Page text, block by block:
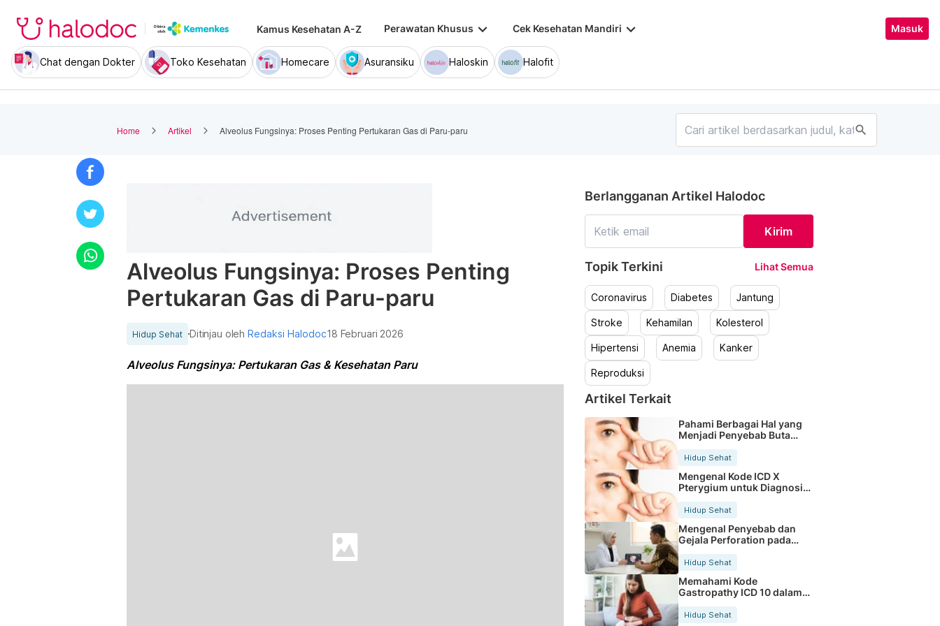
Kamus Kesehatan A-Z Perawatan Khusus keyboard_arrow_down Cek Kesehatan Mandiri keyboard_arrow_down Masuk
Chat dengan Dokter Toko Kesehatan Homecare Asuransiku Haloskin Halofit
Home Artikel Alveolus Fungsinya: Proses Penting Pertukaran Gas di Paru-paru search
Alveolus Fungsinya: Proses Penting
Pertukaran Gas di Paru-paru
Hidup Sehat Ditinjau olehRedaksi Halodoc18 Februari 2026
Alveolus Fungsinya: Pertukaran Gas & Kesehatan Paru
Berlangganan Artikel Halodoc
Kirim
Topik Terkini Lihat Semua
Coronavirus Diabetes Jantung
Stroke Kehamilan Kolesterol
Hipertensi Anemia Kanker
Reproduksi
Artikel Terkait
Pahami Berbagai Hal yang
Menjadi Penyebab Buta
Hidup Sehat
Mengenal Kode ICD X
Pterygium untuk Diagnosis
Hidup Sehat
Mengenal Penyebab dan
Gejala Perforation pada
Tubuh
Hidup Sehat
Memahami Kode
Gastropathy ICD 10 dalam
Rekam Medis Pasien
Hidup Sehat